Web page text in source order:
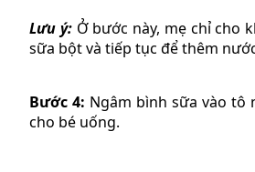
Lưu ý: Ở bước này, mẹ chỉ cho
sữa bột và tiếp tục để thêm
Bước 4: Ngâm bình sữa vào tô
cho bé uống.